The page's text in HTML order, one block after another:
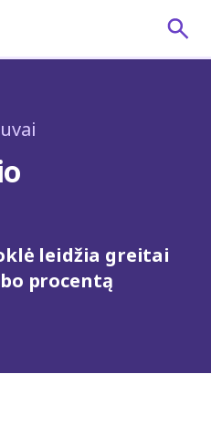
leidžia greitai
procentą